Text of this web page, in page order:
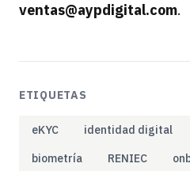
ventas@aypdigital.com.
ETIQUETAS
eKYC identidad digital
biometría
RENIEC